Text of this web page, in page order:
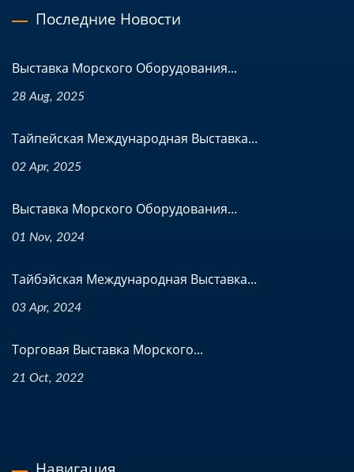
Последние Новости
Выставка Морского Оборудования...
28 Aug, 2025
Тайпейская Международная Выставка...
02 Apr, 2025
Выставка Морского Оборудования...
01 Nov, 2024
Тайбэйская Международная Выставка...
03 Apr, 2024
Торговая Выставка Морского...
21 Oct, 2022